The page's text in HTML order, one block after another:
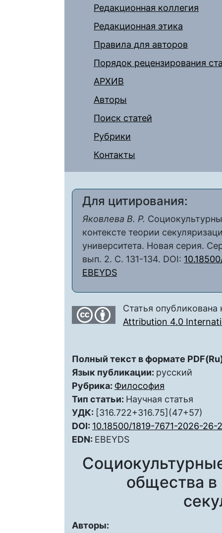
Редакционная коллегия
Редакционная этика
Правила для авторов
Порядок рецензирования
АРХИВ
Авторы
Поиск статей
Рубрики
Контакты
Для цитирования:
Яковлева В. Р.
контексте теории
университета. Новая серия.
вып. 2. С. 131-134. DOI:
EBEYDS
Статья
Attribution 4.0
Полный текст в формате
Язык публикации: русский
Рубрика: Философия
Тип статьи: Научная статья
УДК: [316.722+316.75](47+57)
DOI: 10.18500/1819-7671-2026-26-
EDN: EBEYDS
общества в
Авторы: